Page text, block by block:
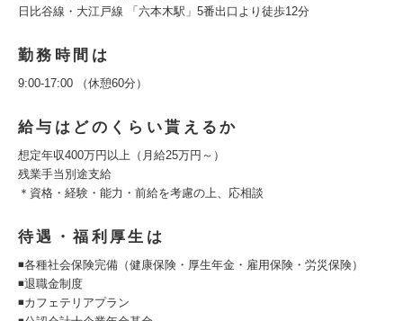
日比谷線・大江戸線 「六本木駅」5番出口より徒歩12分
勤務時間は
9:00-17:00 （休憩60分）
給与はどのくらい貰えるか
想定年収400万円以上（月給25万円～）
残業手当別途支給
＊資格・経験・能⼒・前給を考慮の上、応相談
待遇・福利厚生は
◾各種社会保険完備（健康保険・厚生年金・雇用保険・労災保険）
◾退職金制度
◾カフェテリアプラン